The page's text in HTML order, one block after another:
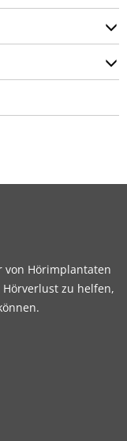
Hörimplantaten
zu helfen,